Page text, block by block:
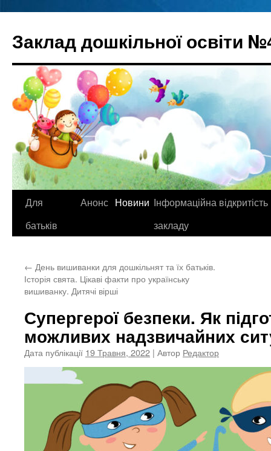
вмісту
Заклад дошкільної освіти
Для
батьків
Анонс Новини Інформаційна відкритість
закладу
← День вишиванки для дошкільнят та їх батьків.
Історія свята. Цікаві факти про українську
вишиванку. Дитячі вірші
Супергерої безпеки. Як
можливих надзвичайних
Дата публікації 19 Травня, 2022 | Автор Редактор